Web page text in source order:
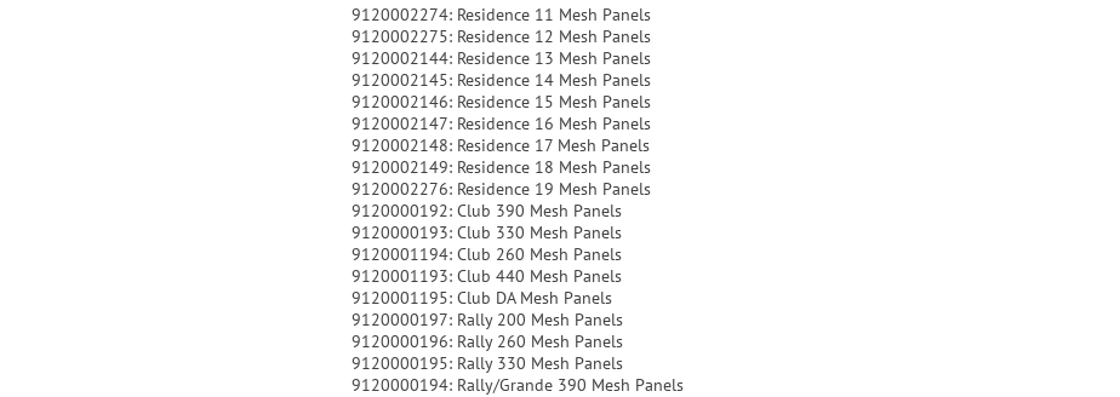
9120002274: Residence 11 Mesh Panels
9120002275: Residence 12 Mesh Panels
9120002144: Residence 13 Mesh Panels
9120002145: Residence 14 Mesh Panels
9120002146: Residence 15 Mesh Panels
9120002147: Residence 16 Mesh Panels
9120002148: Residence 17 Mesh Panels
9120002149: Residence 18 Mesh Panels
9120002276: Residence 19 Mesh Panels
9120000192: Club 390 Mesh Panels
9120000193: Club 330 Mesh Panels
9120001194: Club 260 Mesh Panels
9120001193: Club 440 Mesh Panels
9120001195: Club DA Mesh Panels
9120000197: Rally 200 Mesh Panels
9120000196: Rally 260 Mesh Panels
9120000195: Rally 330 Mesh Panels
9120000194: Rally/Grande 390 Mesh Panels